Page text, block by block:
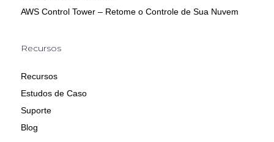
AWS Control Tower – Retome o Controle de Sua Nuvem
Recursos
Recursos
Estudos de Caso
Suporte
Blog